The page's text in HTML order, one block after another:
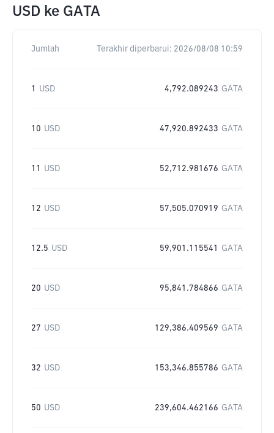
USD ke GATA
Jumlah Terakhir diperbarui: 2026/08/08 10:59
1 USD 4,792.089243 GATA
10 USD 47,920.892433 GATA
11 USD 52,712.981676 GATA
12 USD 57,505.070919 GATA
12.5 USD 59,901.115541 GATA
20 USD 95,841.784866 GATA
27 USD 129,386.409569 GATA
32 USD 153,346.855786 GATA
50 USD 239,604.462166 GATA